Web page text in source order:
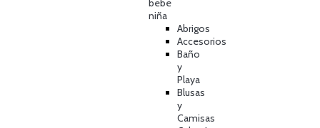
bebe
niña
Abrigos
Accesorios
Baño
y
Playa
Blusas
y
Camisas